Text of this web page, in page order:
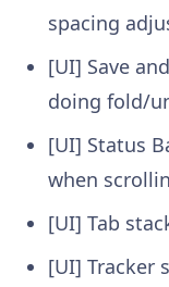
spacing
[UI] Save
doing fold/
[UI] Status
when
[UI] Tab
[UI] Tracker